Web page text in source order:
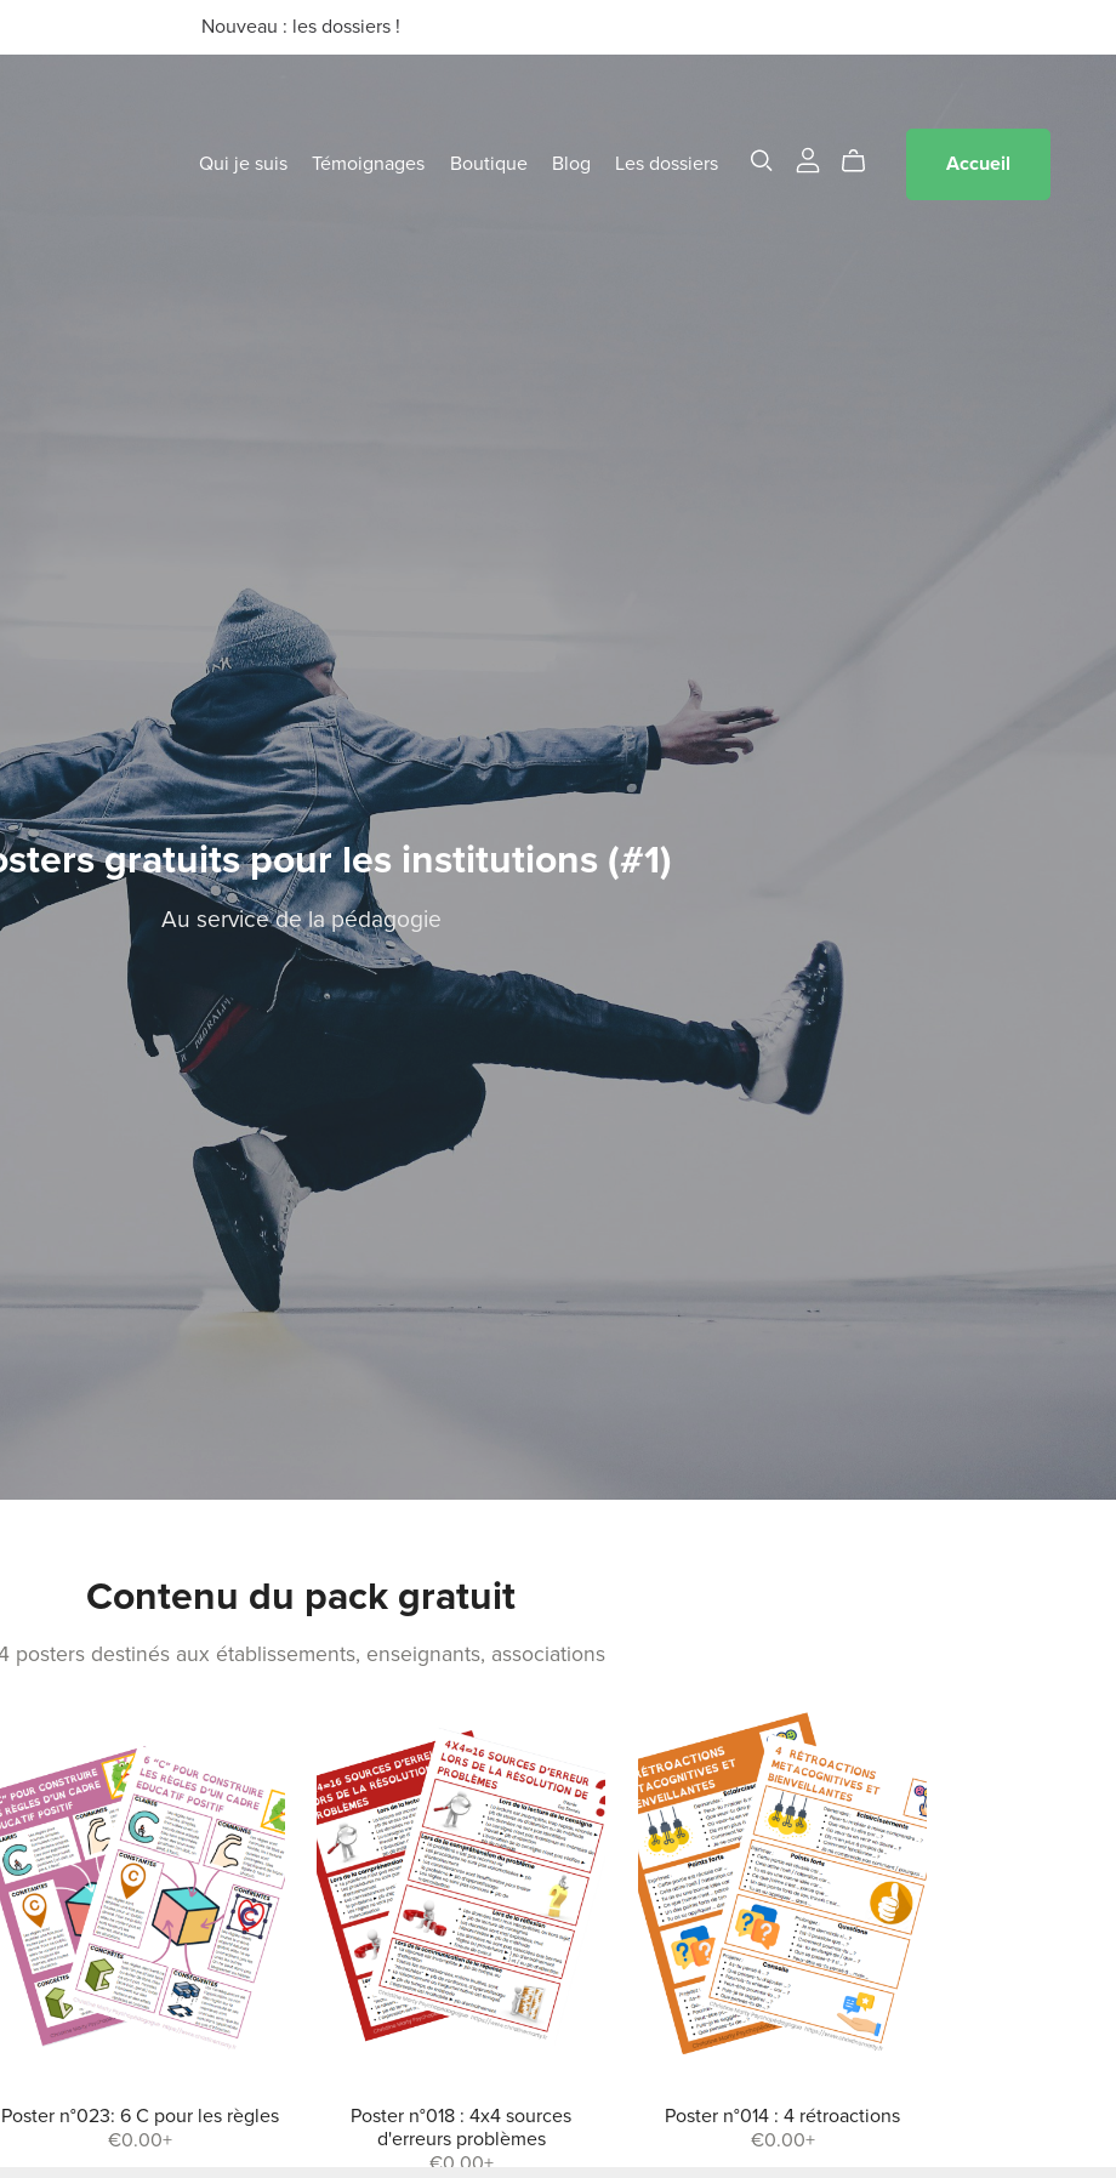
Nouveau : les dossiers !
Qui je suis Témoignages Boutique Blog Les dossiers Accueil
gratuits pour les institutions (#1)
Au service de la pédagogie
Contenu du pack gratuit
posters destinés aux établissements, enseignants, associations
Poster n°023: 6 C pour les règles
€0.00+
Poster n°018 : 4x4 sources
d'erreurs problèmes
€0.00+
Poster n°014 : 4 rétroactions
€0.00+